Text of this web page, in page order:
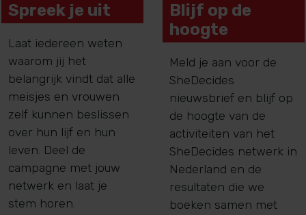
Spreek je uit
Laat iedereen weten
waarom jij het
belangrijk vindt dat alle
meisjes en vrouwen
zelf kunnen beslissen
over hun lijf en hun
leven. Deel de
campagne met jouw
netwerk en laat je
stem horen.
Blijf op de
hoogte
Meld je aan voor de
SheDecides
nieuwsbrief en blijf op
de hoogte van de
activiteiten van het
SheDecides netwerk in
Nederland en de
resultaten die we
boeken samen met